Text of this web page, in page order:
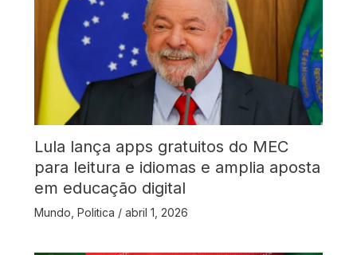
Lula lança apps gratuitos do MEC
para leitura e idiomas e amplia aposta
em educação digital
Mundo Politica / abril 1, 2026